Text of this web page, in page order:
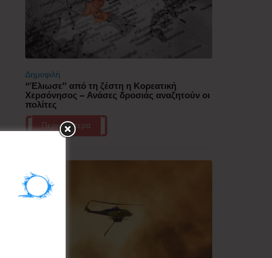
Δημοφιλή
“Έλιωσε” από τη ζέστη η Κορεατική
Χερσόνησος – Ανάσες δροσιάς αναζητούν οι
πολίτες
Περισσότερα